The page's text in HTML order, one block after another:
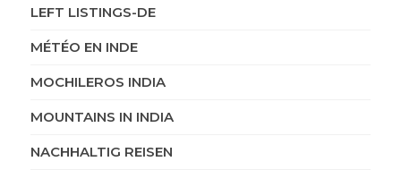
LEFT LISTINGS-DE
MÉTÉO EN INDE
MOCHILEROS INDIA
MOUNTAINS IN INDIA
NACHHALTIG REISEN